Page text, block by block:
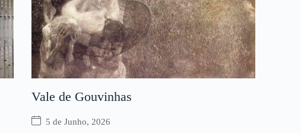
Vale de Gouvinhas
5 de Junho, 2026